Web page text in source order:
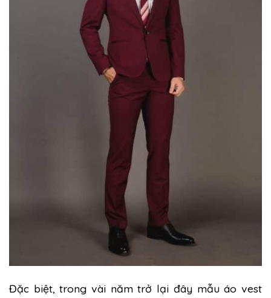
Đặc biệt, trong vài năm trở lại đây mẫu áo vest